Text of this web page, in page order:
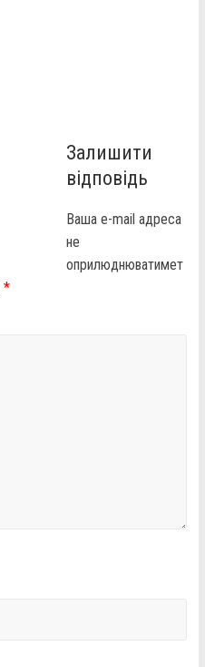
Залишити
відповідь
Ваша e-mail адреса
не
оприлюднюватимет
*